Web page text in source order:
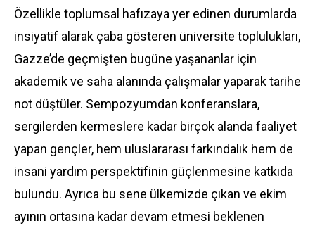
Özellikle toplumsal hafızaya yer edinen durumlarda
insiyatif alarak çaba gösteren üniversite toplulukları,
Gazze’de geçmişten bugüne yaşananlar için
akademik ve saha alanında çalışmalar yaparak tarihe
not düştüler. Sempozyumdan konferanslara,
sergilerden kermeslere kadar birçok alanda faaliyet
yapan gençler, hem uluslararası farkındalık hem de
insani yardım perspektifinin güçlenmesine katkıda
bulundu. Ayrıca bu sene ülkemizde çıkan ve ekim
ayının ortasına kadar devam etmesi beklenen